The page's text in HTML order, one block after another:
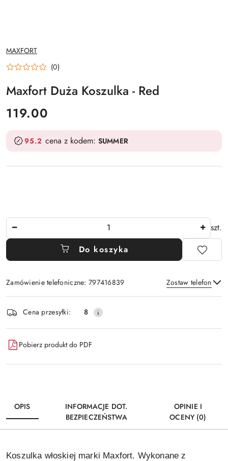
NAZWA
PRODUCENTA:
MAXFORT
(0)
Maxfort Duża Koszulka - Red
cena:
119.00
95.2 cena z kodem: SUMMER
szt.
Do koszyka
Zamówienie telefoniczne: 797416839 Zostaw telefon
Wyślij
i
dostawa
Cena przesyłki: 8
Pobierz produkt do PDF
OPIS
INFORMACJE DOT.
BEZPIECZEŃSTWA
OPINIE I
OCENY (0)
Koszulka włoskiej marki Maxfort. Wykonane z